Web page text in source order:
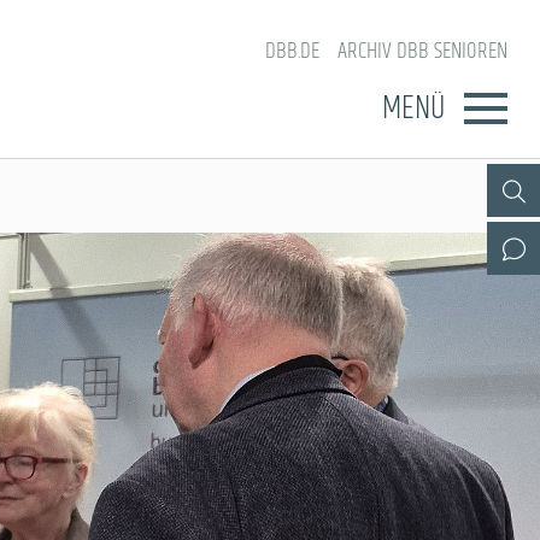
DBB.DE ARCHIV DBB SENIOREN
MENÜ